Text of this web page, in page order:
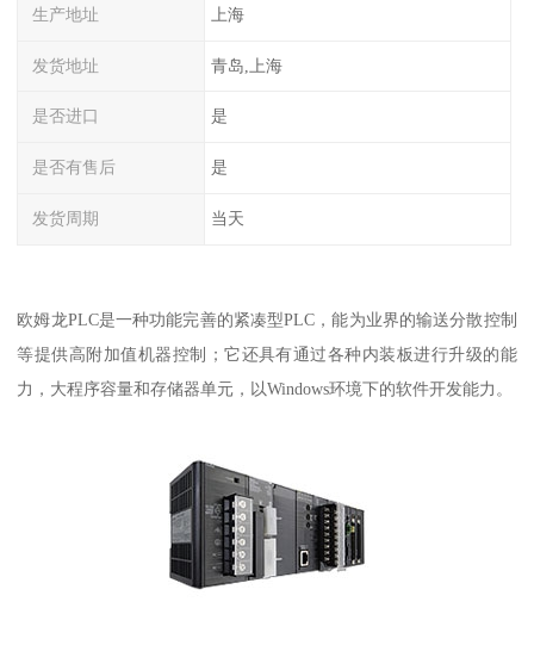
生产地址 上海
发货地址 青岛,上海
是否进口 是
是否有售后 是
发货周期 当天
欧姆龙PLC是一种功能完善的紧凑型PLC，能为业界的输送分散控制
等提供高附加值机器控制；它还具有通过各种内装板进行升级的能
力，大程序容量和存储器单元，以Windows环境下的软件开发能力。